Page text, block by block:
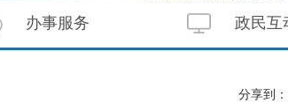
办事服务 政民互
分享到：